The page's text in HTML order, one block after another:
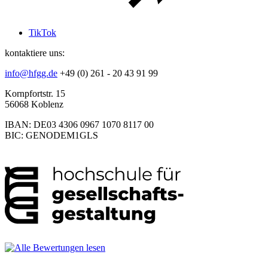
TikTok
kontaktiere uns:
info@hfgg.de +49 (0) 261 - 20 43 91 99
Kornpfortstr. 15
56068 Koblenz
IBAN: DE03 4306 0967 1070 8117 00
BIC: GENODEM1GLS